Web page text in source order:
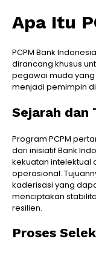
Apa Itu
PCPM Bank
dirancang khusus
pegawai muda
menjadi pemimpin
Sejarah dan
Program PCPM
dari inisiatif Bank
kekuatan intelektual
operasional.
kaderisasi yang
menciptakan
resilien.
Proses